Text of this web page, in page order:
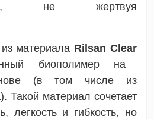
не жертвуя
материала Rilsan Clear
биополимер на
(в том числе из
Такой материал сочетает
легкость и гибкость, но